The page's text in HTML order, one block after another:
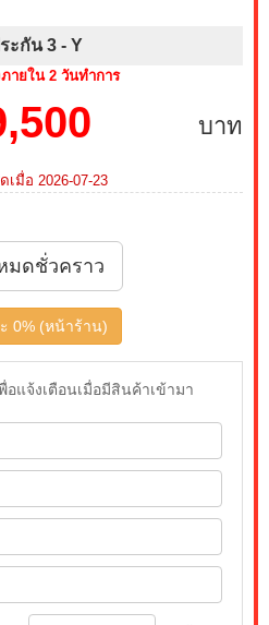
ะกัน 3 - Y
ายใน 2 วันทำการ
บาท
เมื่อ 2026-07-23
มดชั่วคราว
0% (หน้าร้าน)
อแจ้งเตือนเมื่อมีสินค้าเข้ามา